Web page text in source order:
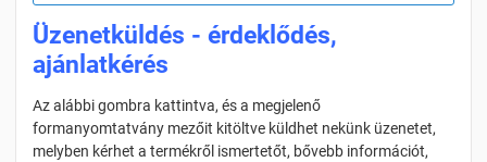
Üzenetküldés - érdeklődés,
ajánlatkérés
Az alábbi gombra kattintva, és a megjelenő
formanyomtatvány mezőit kitöltve küldhet nekünk üzenetet,
melyben kérhet a termékről ismertetőt, bővebb információt,